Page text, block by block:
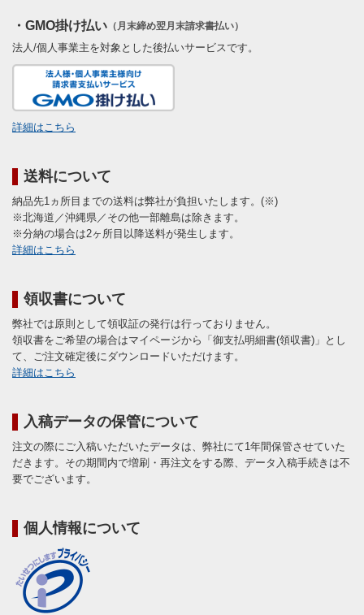
・GMO掛け払い （月末締め翌月末請求書払い）
法人/個人事業主を対象とした後払いサービスです。
詳細はこちら
送料について
納品先1ヵ所目までの送料は弊社が負担いたします。(※)
※北海道／沖縄県／その他一部離島は除きます。
※分納の場合は2ヶ所目以降送料が発生します。
詳細はこちら
領収書について
弊社では原則として領収証の発行は行っておりません。
領収書をご希望の場合はマイページから「御支払明細書(領収書)」とし
て、ご注文確定後にダウンロードいただけます。
詳細はこちら
入稿データの保管について
注文の際にご入稿いただいたデータは、弊社にて1年間保管させていた
だきます。その期間内で増刷・再注文をする際、データ入稿手続きは不
要でございます。
個人情報について